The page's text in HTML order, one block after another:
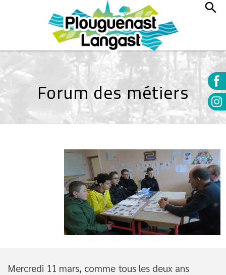
Forum des métiers
Mercredi 11 mars, comme tous les deux ans